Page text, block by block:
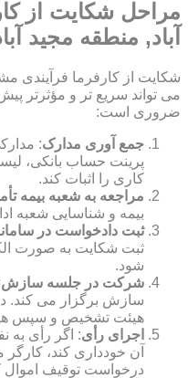
مراحل شکایت از
آباد, منطقه مجید
شکایت از کارفرما فرآیندی
می تواند سریع تر و مؤثرتر
ضروری است:
جمع آوری مدارک:
پرینت حساب بانکی،
کاری را اثبات کند.
مراجعه به شعبه بیمه
بیمه و شناسایی شعبه
ثبت دادخواست در
ثبت شکایت به صورت
شود.
شرکت در جلسه سازش
سازش برگزار می کند.
هیئت تشخیص و سپس
اجرای رأی: اگر رأی به
آن خودداری کند، کارگر
درخواست توقیف اموال